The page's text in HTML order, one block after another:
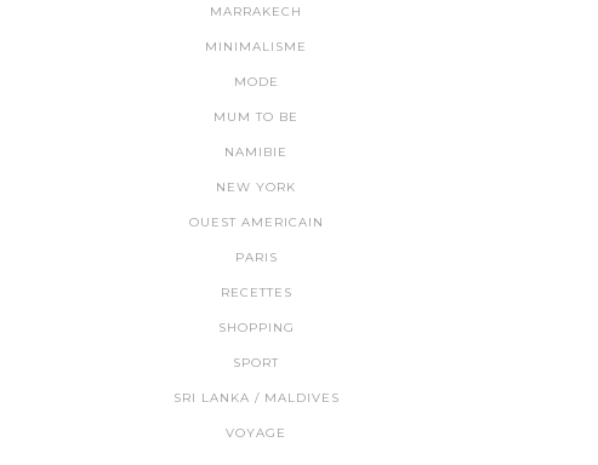
MARRAKECH
MINIMALISME
MODE
MUM TO BE
NAMIBIE
NEW YORK
OUEST AMERICAIN
PARIS
RECETTES
SHOPPING
SPORT
SRI LANKA / MALDIVES
VOYAGE